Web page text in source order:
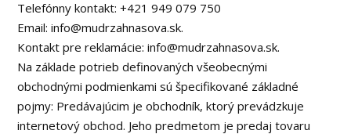
Telefónny kontakt: +421 949 079 750
Email: info@mudrzahnasova.sk.
Kontakt pre reklamácie: info@mudrzahnasova.sk.
Na základe potrieb definovaných všeobecnými
obchodnými podmienkami sú špecifikované základné
pojmy: Predávajúcim je obchodník, ktorý prevádzkuje
internetový obchod. Jeho predmetom je predaj tovaru